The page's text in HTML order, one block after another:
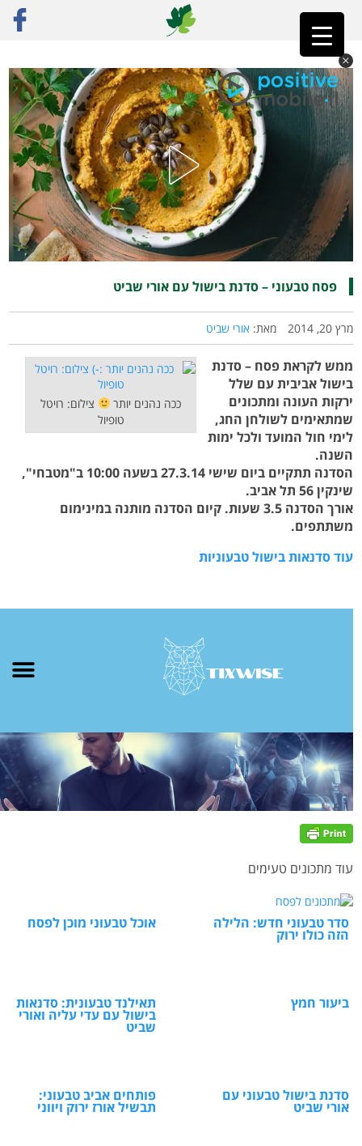
ראשי»פוסט נבחר פסח טבעוני – סדנת בישול עם אורי שביט
פסח טבעוני – סדנת בישול עם אורי שביט
מרץ 20, 2014 מאת: אורי שביט
ככה נהנים יותר
צילום: רויטל
טופיול
ממש לקראת פסח – סדנת
בישול אביבית עם שלל
ירקות העונה ומתכונים
שמתאימים לשולחן החג,
לימי חול המועד ולכל ימות
השנה.
הסדנה תתקיים ביום שישי 27.3.14 בשעה 10:00 ב"מטבחי",
שינקין 56 תל אביב.
אורך הסדנה 3.5 שעות.
קיום הסדנה מותנה במינימום
משתתפים.
עוד סדנאות בישול טבעוניות
עוד מתכונים טעימים
סדר טבעוני חדש: הלילה
הזה כולו ירוק
אוכל טבעוני מוכן לפסח
ביעור חמץ תאילנד טבעונית: סדנאות
בישול עם עדי עליה ואורי
שביט
סדנת בישול טבעוני עם
אורי שביט
פותחים אביב טבעוני:
תבשיל אורז ירוק ויווני